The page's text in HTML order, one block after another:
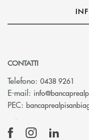
CONTATTI
Telefono: 0438 9261
E-mail:
PEC: